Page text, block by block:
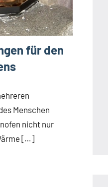
für den
Menschen
nicht nur
[…]